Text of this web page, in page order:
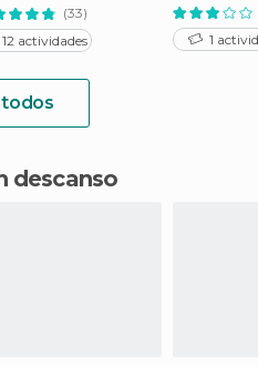
(33)
12 actividades
1
descanso